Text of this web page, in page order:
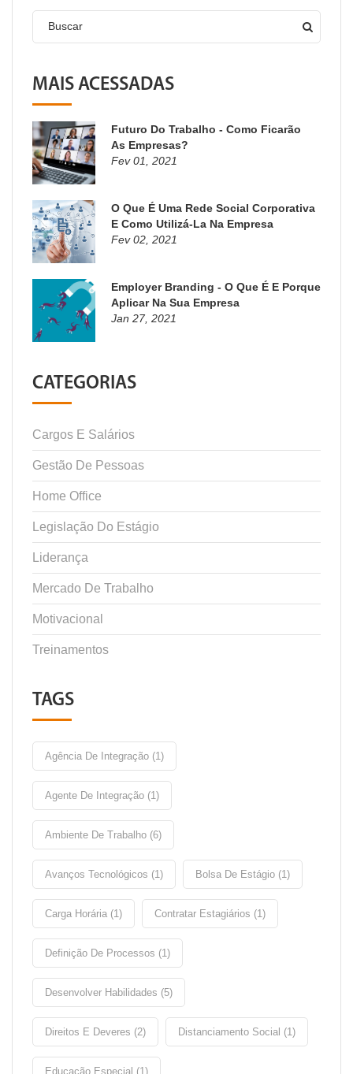
Buscar
MAIS ACESSADAS
Futuro Do Trabalho - Como Ficarão
As Empresas?
Fev 01, 2021
O Que É Uma Rede Social Corporativa
E Como Utilizá-La Na Empresa
Fev 02, 2021
Employer Branding - O Que É E Porque
Aplicar Na Sua Empresa
Jan 27, 2021
CATEGORIAS
Cargos E Salários
Gestão De Pessoas
Home Office
Legislação Do Estágio
Liderança
Mercado De Trabalho
Motivacional
Treinamentos
TAGS
Agência De Integração (1)
Agente De Integração (1)
Ambiente De Trabalho (6)
Avanços Tecnológicos (1) Bolsa De Estágio (1)
Carga Horária (1) Contratar Estagiários (1)
Definição De Processos (1)
Desenvolver Habilidades (5)
Direitos E Deveres (2) Distanciamento Social (1)
Educação Especial (1)